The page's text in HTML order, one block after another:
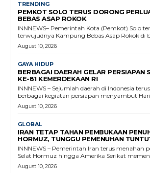
TRENDING
PEMKOT SOLO TERUS DORONG
BEBAS ASAP ROKOK
INNNEWS– Pemerintah Kota (Pemkot) Solo
terwujudnya Kampung Bebas Asap Rokok di
August 10, 2026
GAYA HIDUP
BERBAGAI DAERAH GELAR PERSIAPAN
KE-81 KEMERDEKAAN RI
INNNEWS – Sejumlah daerah di Indonesia
berbagai kegiatan persiapan menyambut
August 10, 2026
GLOBAL
IRAN TETAP TAHAN PEMBUKAAN
HORMUZ, TUNGGU PEMENUHAN
INNNEWS – Pemerintah Iran terus menahan
Selat Hormuz hingga Amerika Serikat
August 10, 2026